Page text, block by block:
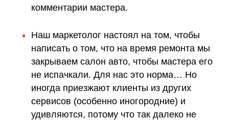
комментарии мастера.
Наш маркетолог настоял на том, чтобы
написать о том, что на время ремонта мы
закрываем салон авто, чтобы мастера его
не испачкали. Для нас это норма… Но
иногда приезжают клиенты из других
сервисов (особенно иногородние) и
удивляются, потому что так далеко не